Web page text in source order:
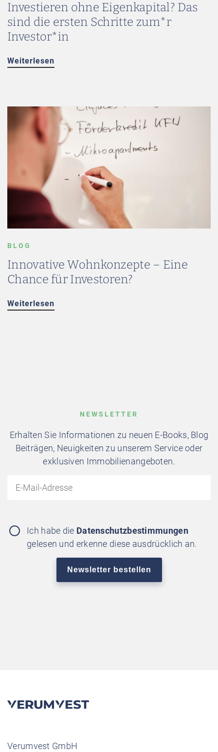
Investieren ohne Eigenkapital? Das
sind die ersten Schritte zum*r
Investor*in
Weiterlesen
BLOG
Innovative Wohnkonzepte – Eine
Chance für Investoren?
Weiterlesen
NEWSLETTER
Erhalten Sie Informationen zu neuen E-Books, Blog
Beiträgen, Neuigkeiten zu unserem Service oder
exklusiven Immobilienangeboten.
Ich habe die Datenschutzbestimmungen
gelesen und erkenne diese ausdrücklich an.
Verumvest GmbH